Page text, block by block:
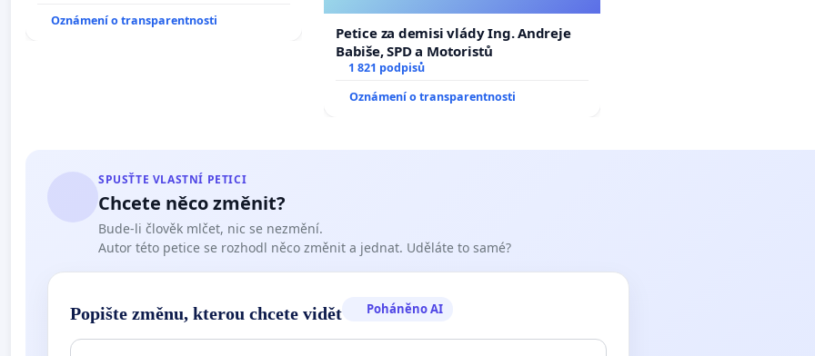
Oznámení o transparentnosti
Petice za demisi vlády Ing. Andreje
Babiše, SPD a Motoristů
1 821 podpisů
Oznámení o transparentnosti
SPUSŤTE VLASTNÍ PETICI
Chcete něco změnit?
Bude-li člověk mlčet, nic se nezmění.
Autor této petice se rozhodl něco změnit a jednat. Uděláte to samé?
Popište změnu, kterou chcete vidět Poháněno AI